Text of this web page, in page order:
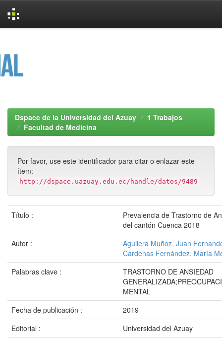
Dspace de la Universidad del Azuay
1 Trabajos
Facultad de Medicina
Por favor, use este identificador para citar o enlazar este
ítem:
http://dspace.uazuay.edu.ec/handle/datos/9489
Título :
Prevalencia de Trastorno de
del cantón Cuenca 2018
Autor :
Aguilera Muñoz, Juan
Cárdenas Fernández, María
Palabras clave :
TRASTORNO DE ANSIEDAD
MENTAL
Fecha de publicación :
2019
Editorial :
Universidad del Azuay